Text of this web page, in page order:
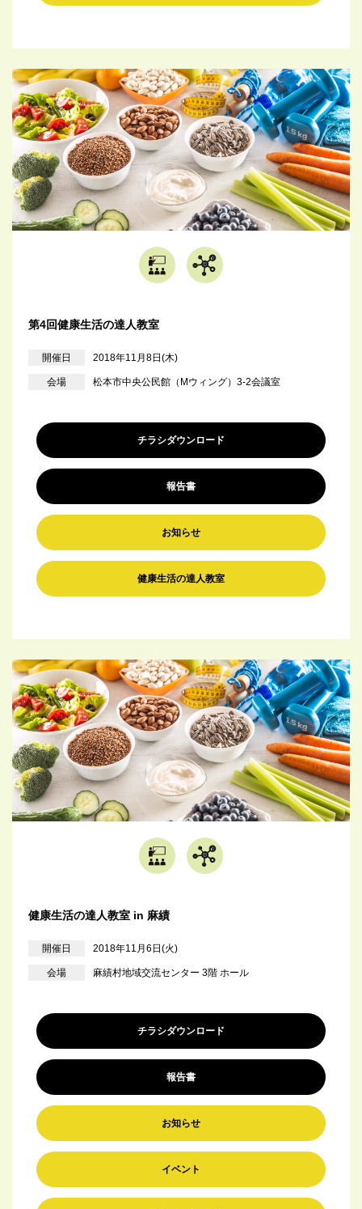
第4回健康生活の達人教室
開催日 2018年11月8日(木)
会場 松本市中央公民館（Mウィング）3-2会議室
チラシダウンロード
報告書
お知らせ
健康生活の達人教室
健康生活の達人教室 in 麻績
開催日 2018年11月6日(火)
会場 麻績村地域交流センター 3階 ホール
チラシダウンロード
報告書
お知らせ
イベント